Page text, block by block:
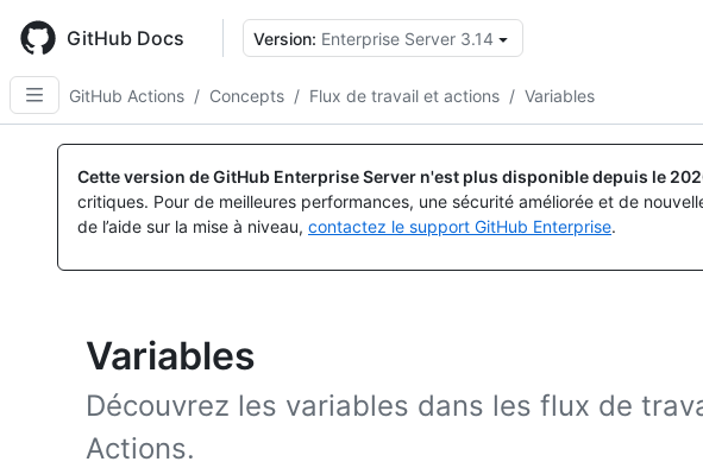
main
content
GitHub Docs Version: Enterprise Server 3.14
GitHub Actions / Concepts / Flux de travail et actions / Variables
Cette version de GitHub Enterprise Server n'est plus disponible depuis le
critiques. Pour de meilleures performances, une sécurité améliorée et de
de l’aide sur la mise à niveau, contactez le support GitHub Enterprise.
Variables
Découvrez les variables dans les flux de
Actions.